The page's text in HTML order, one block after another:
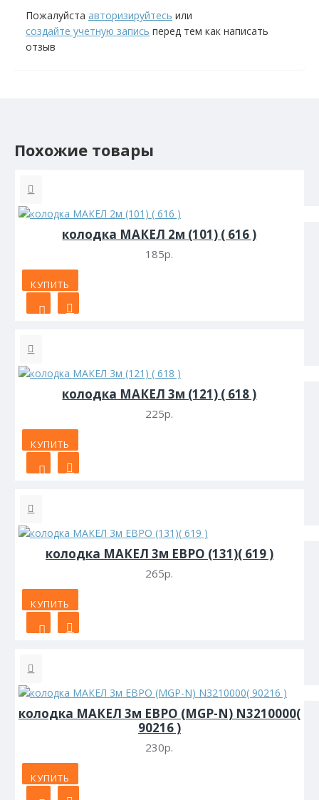
Пожалуйста авторизируйтесь или
создайте учетную запись перед тем как написать
отзыв
Похожие товары
колодка МАКЕЛ 2м (101) ( 616 )
185р.
КУПИТЬ
колодка МАКЕЛ 3м (121) ( 618 )
225р.
КУПИТЬ
колодка МАКЕЛ 3м ЕВРО (131)( 619 )
265р.
КУПИТЬ
колодка МАКЕЛ 3м ЕВРО (MGP-N) N3210000(
90216 )
230р.
КУПИТЬ